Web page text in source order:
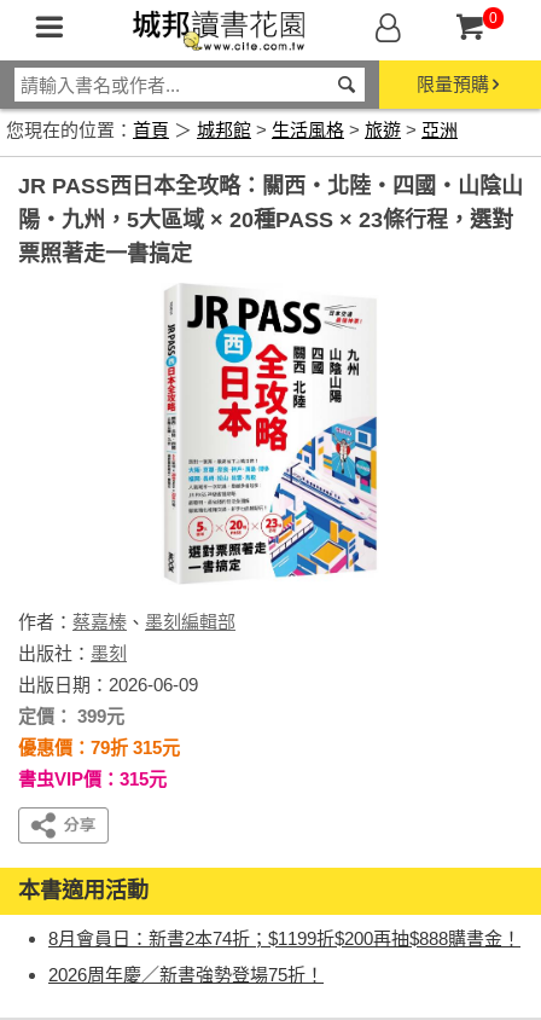
0
限量預購
您現在的位置： 首頁 ＞ 城邦館 > 生活風格 > 旅遊 > 亞洲
JR PASS西日本全攻略：關西‧北陸‧四國‧山陰山
陽‧九州，5大區域 × 20種PASS × 23條行程，選對
票照著走一書搞定
作者： 蔡嘉榛 、 墨刻編輯部
出版社： 墨刻
出版日期：2026-06-09
定價： 399元
優惠價：79折 315元
書虫VIP價：315元
本書適用活動
8月會員日：新書2本74折；$1199折$200再抽$888購書金！
2026周年慶／新書強勢登場75折！